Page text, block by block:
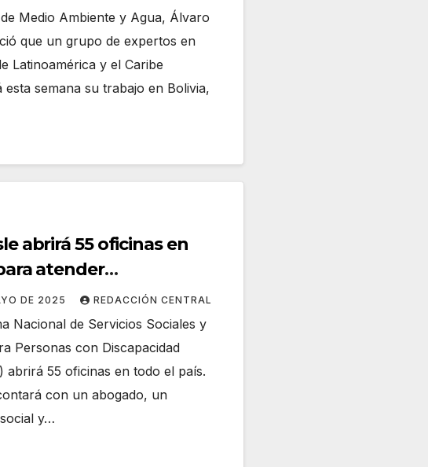
Medio Ambiente y Agua, Álvaro
que un grupo de expertos en
Latinoamérica y el Caribe
esta semana su trabajo en Bolivia,
abrirá 55 oficinas en
atender
a personas con
DE 2025 REDACCIÓN CENTRAL
Nacional de Servicios Sociales y
Personas con Discapacidad
abrirá 55 oficinas en todo el país.
con un abogado, un
y…